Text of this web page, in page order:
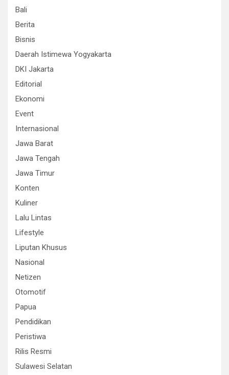
Bali
Berita
Bisnis
Daerah Istimewa Yogyakarta
DKI Jakarta
Editorial
Ekonomi
Event
Internasional
Jawa Barat
Jawa Tengah
Jawa Timur
Konten
Kuliner
Lalu Lintas
Lifestyle
Liputan Khusus
Nasional
Netizen
Otomotif
Papua
Pendidikan
Peristiwa
Rilis Resmi
Sulawesi Selatan